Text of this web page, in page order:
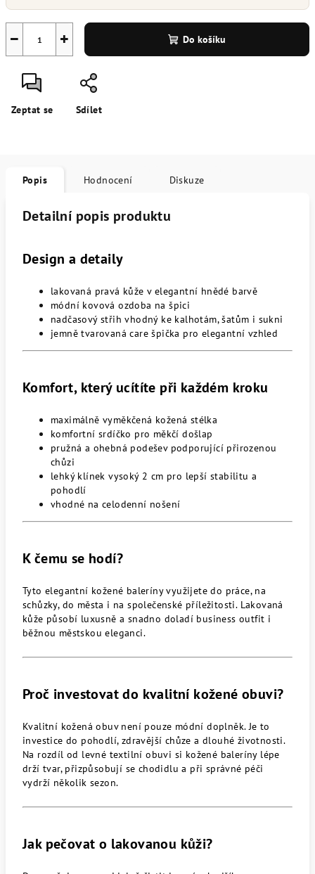
+
− Do košíku
Zeptat se Sdílet
Popis Hodnocení Diskuze
Detailní popis produktu
Design a detaily
lakovaná pravá kůže v elegantní hnědé barvě
módní kovová ozdoba na špici
nadčasový střih vhodný ke kalhotám, šatům i sukni
jemně tvarovaná care špička pro elegantní vzhled
Komfort, který ucítíte při každém kroku
maximálně vyměkčená kožená stélka
komfortní srdíčko pro měkčí došlap
pružná a ohebná podešev podporující přirozenou
chůzi
lehký klínek vysoký 2 cm pro lepší stabilitu a
pohodlí
vhodné na celodenní nošení
K čemu se hodí?
Tyto elegantní kožené baleríny využijete do práce, na
schůzky, do města i na společenské příležitosti. Lakovaná
kůže působí luxusně a snadno doladí business outfit i
běžnou městskou eleganci.
Proč investovat do kvalitní kožené obuvi?
Kvalitní kožená obuv není pouze módní doplněk. Je to
investice do pohodlí, zdravější chůze a dlouhé životnosti.
Na rozdíl od levné textilní obuvi si kožené baleríny lépe
drží tvar, přizpůsobují se chodidlu a při správné péči
vydrží několik sezon.
Jak pečovat o lakovanou kůži?